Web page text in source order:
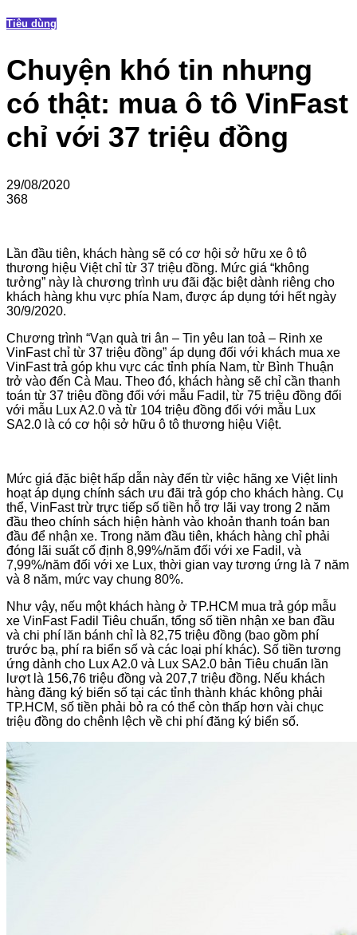
Tiêu dùng
Chuyện khó tin nhưng
có thật: mua ô tô VinFast
chỉ với 37 triệu đồng
29/08/2020
368
Lần đầu tiên, khách hàng sẽ có cơ hội sở hữu xe ô tô
thương hiệu Việt chỉ từ 37 triệu đồng. Mức giá “không
tưởng” này là chương trình ưu đãi đặc biệt dành riêng cho
khách hàng khu vực phía Nam, được áp dụng tới hết ngày
30/9/2020.
Chương trình “Vạn quà tri ân – Tin yêu lan toả – Rinh xe
VinFast chỉ từ 37 triệu đồng” áp dụng đối với khách mua xe
VinFast trả góp khu vực các tỉnh phía Nam, từ Bình Thuận
trở vào đến Cà Mau. Theo đó, khách hàng sẽ chỉ cần thanh
toán từ 37 triệu đồng đối với mẫu Fadil, từ 75 triệu đồng đối
với mẫu Lux A2.0 và từ 104 triệu đồng đối với mẫu Lux
SA2.0 là có cơ hội sở hữu ô tô thương hiệu Việt.
Mức giá đặc biệt hấp dẫn này đến từ việc hãng xe Việt linh
hoạt áp dụng chính sách ưu đãi trả góp cho khách hàng. Cụ
thể, VinFast trừ trực tiếp số tiền hỗ trợ lãi vay trong 2 năm
đầu theo chính sách hiện hành vào khoản thanh toán ban
đầu để nhận xe. Trong năm đầu tiên, khách hàng chỉ phải
đóng lãi suất cố định 8,99%/năm đối với xe Fadil, và
7,99%/năm đối với xe Lux, thời gian vay tương ứng là 7 năm
và 8 năm, mức vay chung 80%.
Như vậy, nếu một khách hàng ở TP.HCM mua trả góp mẫu
xe VinFast Fadil Tiêu chuẩn, tổng số tiền nhận xe ban đầu
và chi phí lăn bánh chỉ là 82,75 triệu đồng (bao gồm phí
trước bạ, phí ra biển số và các loại phí khác). Số tiền tương
ứng dành cho Lux A2.0 và Lux SA2.0 bản Tiêu chuẩn lần
lượt là 156,76 triệu đồng và 207,7 triệu đồng. Nếu khách
hàng đăng ký biển số tại các tỉnh thành khác không phải
TP.HCM, số tiền phải bỏ ra có thể còn thấp hơn vài chục
triệu đồng do chênh lệch về chi phí đăng ký biển số.